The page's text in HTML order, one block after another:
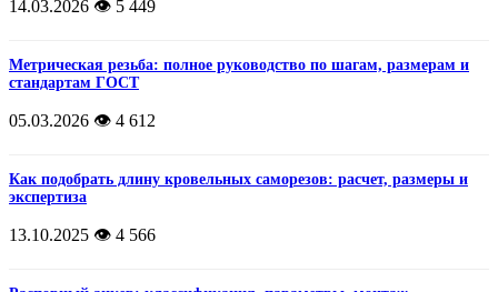
14.03.2026 👁️ 5 449
Метрическая резьба: полное руководство по шагам, размерам и
стандартам ГОСТ
05.03.2026 👁️ 4 612
Как подобрать длину кровельных саморезов: расчет, размеры и
экспертиза
13.10.2025 👁️ 4 566